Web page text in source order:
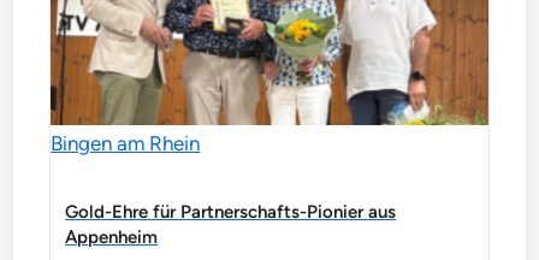
Bingen am Rhein
Gold-Ehre für Partnerschafts-Pionier aus
Appenheim